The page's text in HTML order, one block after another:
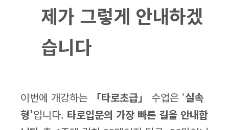
제가 그렇게 안내하겠
습니다
이번에 개강하는 「타로초급」 수업은 ‘실속
형’입니다. 타로입문의 가장 빠른 길을 안내합